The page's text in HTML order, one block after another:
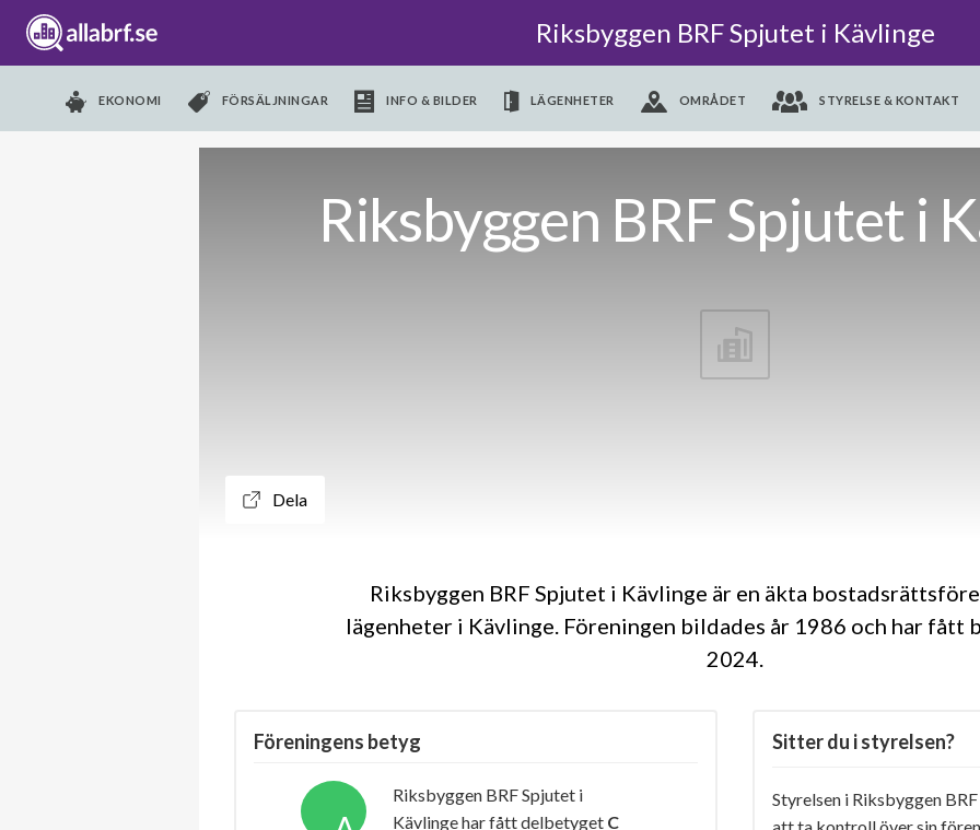
Riksbyggen BRF Spjutet i Kävlinge
EKONOMI FÖRSÄLJNINGAR INFO & BILDER LÄGENHETER OMRÅDET STYRELSE & KONTAKT
Riksbyggen BRF Spjutet i
Dela
Riksbyggen BRF Spjutet i Kävlinge är en äkta
lägenheter i Kävlinge. Föreningen bildades år 1986 och har fått
2024
Föreningens betyg
Riksbyggen BRF Spjutet i
Kävlinge har fått delbetyget C
Sitter du i styrelsen?
Styrelsen i Riksbyggen